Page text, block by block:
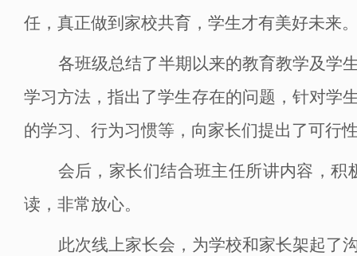
任，真正做到家校共育，学生才有美好未来。
各班级总结了半期以来的教育教学及学
学习方法，指出了学生存在的问题，针对学
的学习、行为习惯等，向家长们提出了可行性
会后，家长们结合班主任所讲内容，
读，非常放心。
此次线上家长会， 为学校和家长架起了